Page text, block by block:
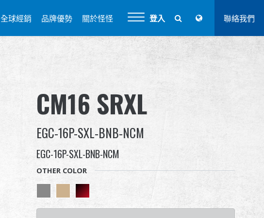
全球經銷 品牌優勢 關於怪怪 登入 聯絡我們
CM16 SRXL
EGC-16P-SXL-BNB-NCM
EGC-16P-SXL-BNB-NCM
OTHER COLOR